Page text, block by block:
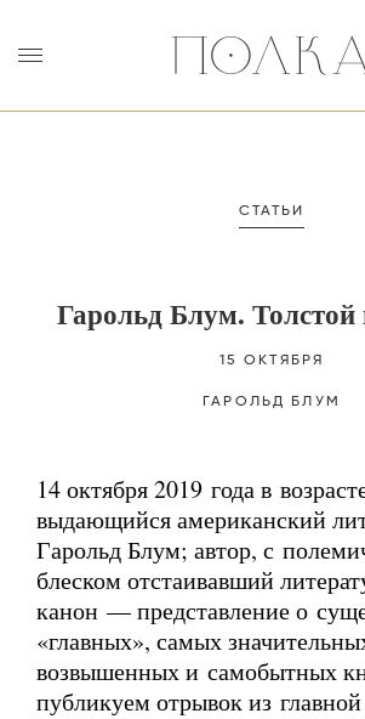
СТАТЬИ
Гарольд Блум. Толстой
15 ОКТЯБРЯ
ГАРОЛЬД БЛУМ
14 октября 2019 года в
выдающийся американский
Гарольд Блум; автор, с
блеском отстаивавший
канон — представление о
«главных», самых
возвышенных и самобытных
публикуем отрывок из